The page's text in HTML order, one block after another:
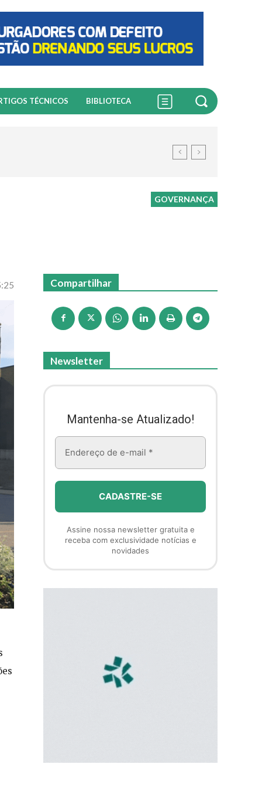
TÉCNICOS BIBLIOTECA
GOVERNANÇA
Compartilhar
Newsletter
Mantenha-se Atualizado!
Assine nossa newsletter gratuita e
receba com exclusividade notícias e
novidades